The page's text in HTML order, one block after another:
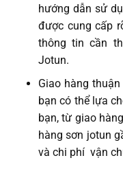
hướng dẫn sử
được cung cấp
thông tin cần
Jotun.
Giao hàng
bạn có thể lựa
bạn, từ giao
hàng sơn jotun
và chi phí vận